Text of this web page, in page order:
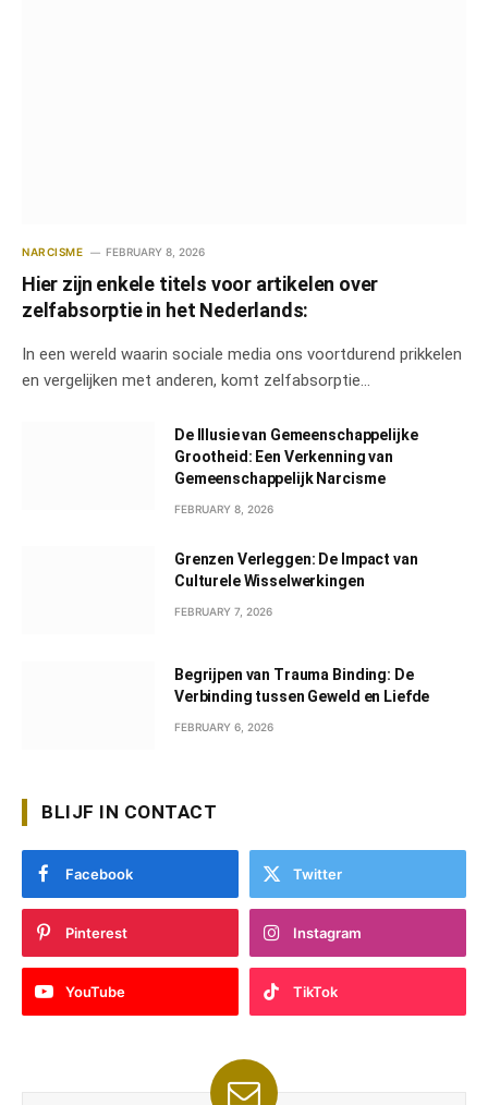
NARCISME FEBRUARY 8, 2026
Hier zijn enkele titels voor artikelen over
zelfabsorptie in het Nederlands:
In een wereld waarin sociale media ons voortdurend prikkelen
en vergelijken met anderen, komt zelfabsorptie…
De Illusie van Gemeenschappelijke
Grootheid: Een Verkenning van
Gemeenschappelijk Narcisme
FEBRUARY 8, 2026
Grenzen Verleggen: De Impact van
Culturele Wisselwerkingen
FEBRUARY 7, 2026
Begrijpen van Trauma Binding: De
Verbinding tussen Geweld en Liefde
FEBRUARY 6, 2026
BLIJF IN CONTACT
Facebook Twitter
Pinterest Instagram
YouTube TikTok